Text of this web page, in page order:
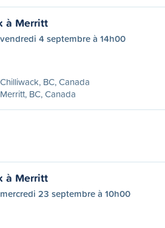
à Merritt
vendredi 4 septembre à 14h00
Chilliwack, BC, Canada
Merritt, BC, Canada
à Merritt
mercredi 23 septembre à 10h00